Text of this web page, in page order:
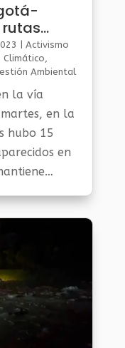
rutas
Activismo
Climático,
Ambiental
la vía
en la
hubo 15
en